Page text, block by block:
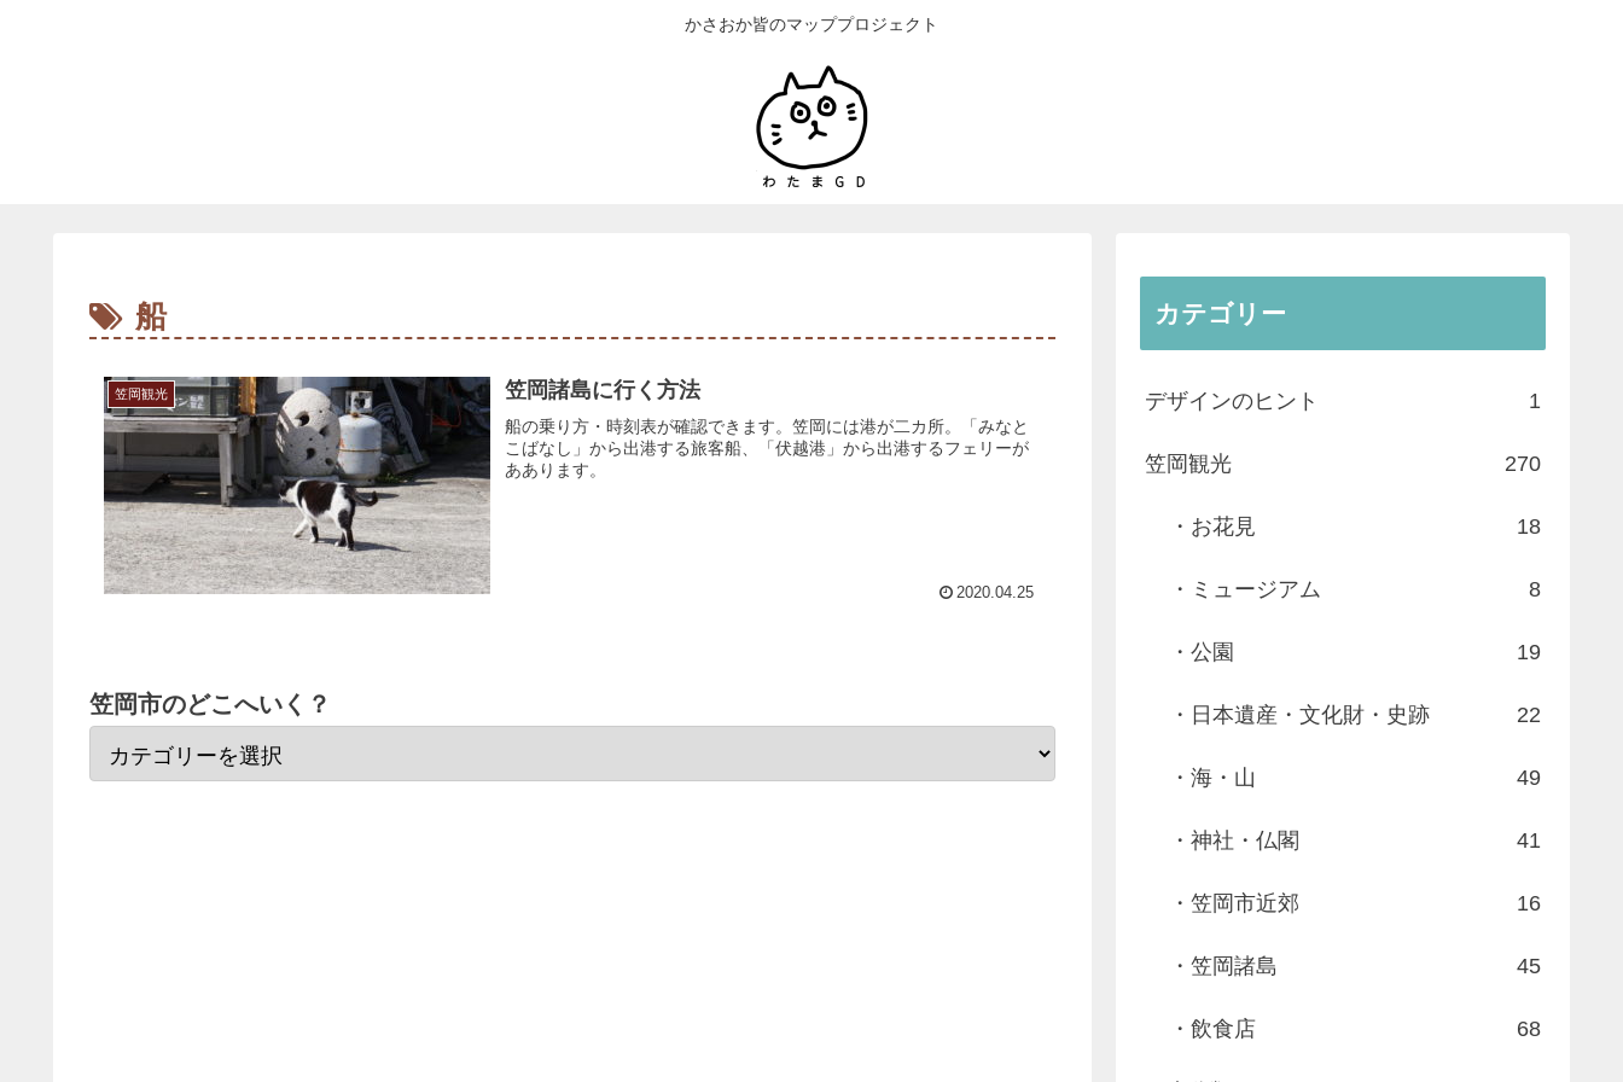
かさおか皆のマッププロジェクト
船
笠岡観光 笠岡諸島に行く方法
船の乗り方・時刻表が確認できます。笠岡には港が二カ所。「みなと
こばなし」から出港する旅客船、「伏越港」から出港するフェリーが
ああります。
2020.04.25
笠岡市のどこへいく？
カテゴリー
デザインのヒント 1
笠岡観光 270
・お花見 18
・ミュージアム 8
・公園 19
・日本遺産・文化財・史跡 22
・海・山 49
・神社・仏閣 41
・笠岡市近郊 16
・笠岡諸島 45
・飲食店 68